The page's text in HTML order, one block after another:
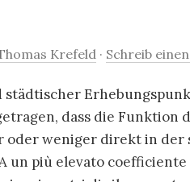
Krefeld · Schreib
dass die Funktion
oder weniger direkt in der
un più elevato